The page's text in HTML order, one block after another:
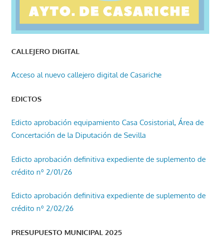
CALLEJERO DIGITAL
Acceso al nuevo callejero digital de Casariche
EDICTOS
Edicto aprobación equipamiento Casa Cosistorial, Área de
Concertación de la Diputación de Sevilla
Edicto aprobación definitiva expediente de suplemento de
crédito nº 2/01/26
Edicto aprobación definitiva expediente de suplemento de
crédito nº 2/02/26
PRESUPUESTO MUNICIPAL 2025